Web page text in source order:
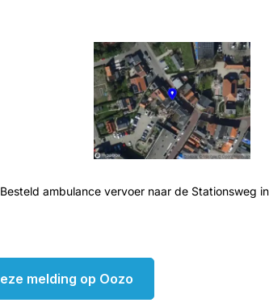
ambulance vervoer naar de Stationsweg
melding op Oozo